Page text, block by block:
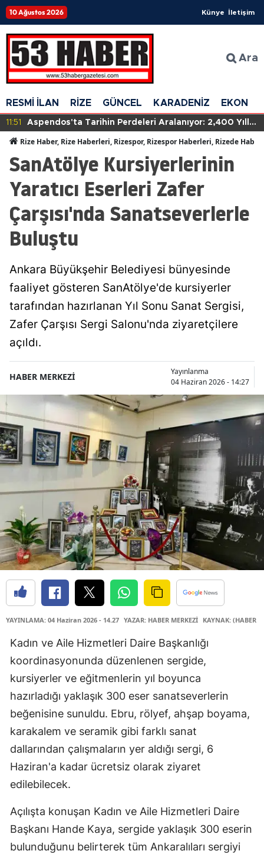
10 Ağustos 2026 Künye İletişim
Ara
RESMİ İLAN RİZE GÜNCEL KARADENİZ
11:51
Aspendos'ta Tarihin Perdeleri Aralanıyor: 2,400 Yıllık
Rize Haber, Rize Haberleri, Rizespor, Rizespor Haberleri, Rizede
SanAtölye Kursiyerlerinin
Yaratıcı Eserleri Zafer
Çarşısı'nda Sanatseverlerle
Buluştu
Ankara Büyükşehir Belediyesi bünyesinde
faaliyet gösteren SanAtölye'de kursiyerler
tarafından hazırlanan Yıl Sonu Sanat Sergisi,
Zafer Çarşısı Sergi Salonu'nda ziyaretçilere
açıldı.
HABER MERKEZİ
Yayınlanma
04 Haziran 2026 - 14:27
YAYINLAMA: 04 Haziran 2026 - 14.27 YAZAR: HABER MERKEZİ KAYNAK: (HABER
Kadın ve Aile Hizmetleri Daire Başkanlığı
koordinasyonunda düzenlenen sergide,
kursiyerler ve eğitmenlerin yıl boyunca
hazırladığı yaklaşık 300 eser sanatseverlerin
beğenisine sunuldu. Ebru, rölyef, ahşap boyama,
karakalem ve seramik gibi farklı sanat
dallarından çalışmaların yer aldığı sergi, 6
Haziran'a kadar ücretsiz olarak ziyaret
edilebilecek.
Açılışta konuşan Kadın ve Aile Hizmetleri Daire
Başkanı Hande Kaya, sergide yaklaşık 300 eserin
bulunduğunu belirterek tüm Ankaralıları sergiyi